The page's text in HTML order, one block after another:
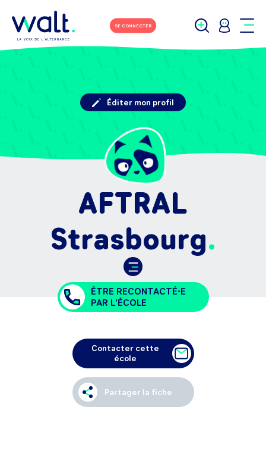
SE CONNECTER
AFTRAL
Strasbourg
Éditer mon profil
ÊTRE RECONTACTÉ•E
PAR L'ÉCOLE
Contacter cette
école
Partager la fiche